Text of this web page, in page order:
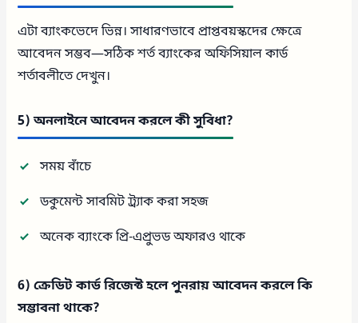
এটা ব্যাংকভেদে ভিন্ন। সাধারণভাবে প্রাপ্তবয়স্কদের ক্ষেত্রে
আবেদন সম্ভব—সঠিক শর্ত ব্যাংকের অফিসিয়াল কার্ড
শর্তাবলীতে দেখুন।
5) অনলাইনে আবেদন করলে কী সুবিধা?
সময় বাঁচে
ডকুমেন্ট সাবমিট ট্র্যাক করা সহজ
অনেক ব্যাংকে প্রি-এপ্রুভড অফারও থাকে
6) ক্রেডিট কার্ড রিজেক্ট হলে পুনরায় আবেদন করলে কি
সম্ভাবনা থাকে?